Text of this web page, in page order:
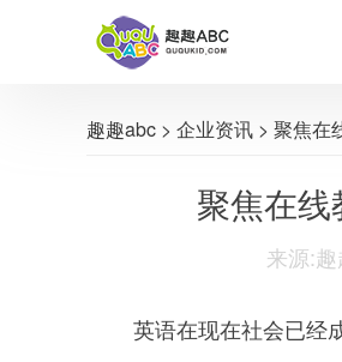
趣趣abc > 企业资讯 > 聚焦在
聚焦在线
来源:
英语在现在社会已经成